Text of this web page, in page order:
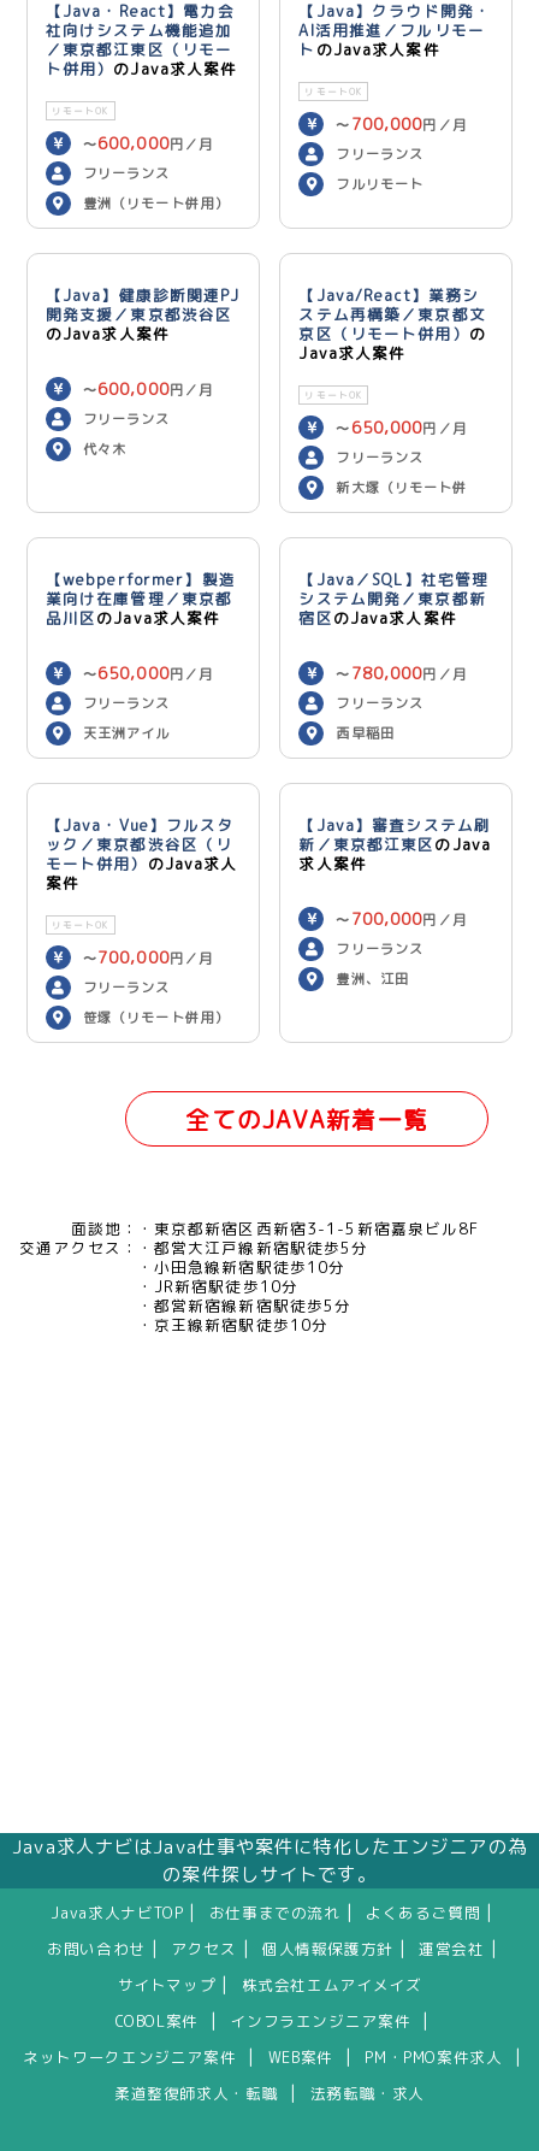
【Java・React】電力会
社向けシステム機能追加
／東京都江東区（リモー
ト併用） のJava求人案件
リモートOK
〜600,000円／月
フリーランス
豊洲（リモート併用）
【Java】クラウド開発・
AI活用推進／フルリモー
ト のJava求人案件
リモートOK
〜 700,000円／月
フリーランス
フルリモート
【Java】健康診断関連PJ
開発支援／東京都渋谷区
のJava求人案件
〜600,000円／月
フリーランス
代々木
【Java/React】業務シ
ステム再構築／東京都文
京区（リモート併用） の
Java求人案件
リモートOK
〜 650,000円／月
フリーランス
新大塚（リモート併
用）
【webperformer】製造
業向け在庫管理／東京都
品川区のJava求人案件
〜650,000円／月
フリーランス
天王洲アイル
【Java／SQL】社宅管理
システム開発／東京都新
宿区のJava求人案件
〜 780,000円／月
フリーランス
西早稲田
【Java・Vue】フルスタ
ック／東京都渋谷区（リ
モート併用） のJava求人
案件
リモートOK
〜700,000円／月
フリーランス
笹塚（リモート併用）
【Java】審査システム刷
新／東京都江東区のJava
求人案件
〜 700,000円／月
フリーランス
豊洲、江田
全てのJAVA新着一覧
面談地：
東京都新宿区西新宿3-1-5新宿嘉泉ビル8F
交通アクセス：
都営大江戸線新宿駅徒歩5分
小田急線新宿駅徒歩10分
JR新宿駅徒歩10分
都営新宿線新宿駅徒歩5分
京王線新宿駅徒歩10分
Java求人ナビはJava仕事や案件に特化したエンジニアの為
の案件探しサイトです。
Java求人ナビTOP お仕事までの流れ よくあるご質問
お問い合わせ アクセス 個人情報保護方針 運営会社
サイトマップ
株式会社エムアイメイズ
COBOL案件
インフラエンジニア案件
ネットワークエンジニア案件 WEB案件 PM・PMO案件求人
柔道整復師求人・転職 法務転職・求人